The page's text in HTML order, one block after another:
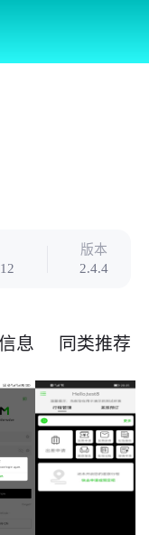
版本
2.4.4
息 同类推荐